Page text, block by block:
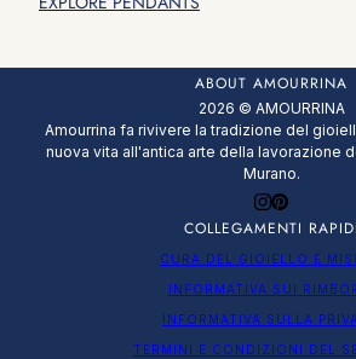
ABOUT AMOURRINA
2026 © AMOURRINA
Amourrina fa rivivere la tradizione del
nuova vita all'antica arte della lavorazione
Murano.
COLLEGAMENTI RAPIDI
CURA DEL GIOIELLO E
INFORMATIVA SUI
INFORMATIVA SULLA
TERMINI E CONDIZIONI DEL